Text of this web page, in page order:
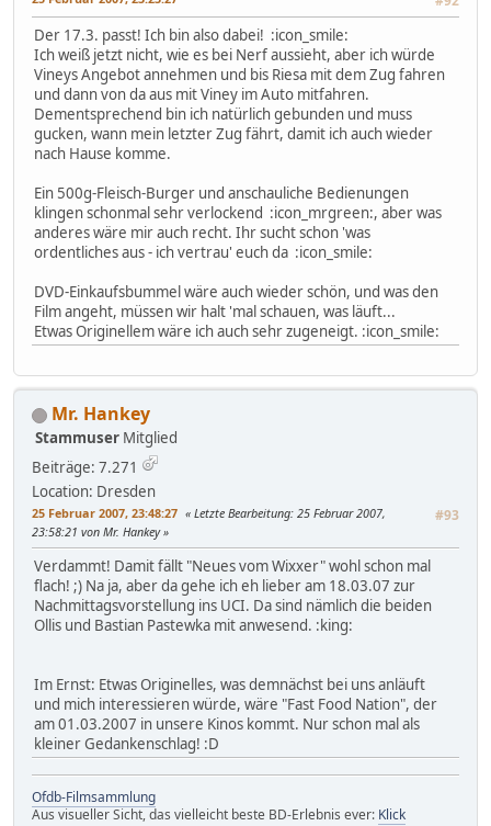
Der 17.3. passt! Ich bin also dabei! :icon_smile:
Ich weiß jetzt nicht, wie es bei Nerf aussieht, aber ich würde
Vineys Angebot annehmen und bis Riesa mit dem Zug fahren
und dann von da aus mit Viney im Auto mitfahren.
Dementsprechend bin ich natürlich gebunden und muss
gucken, wann mein letzter Zug fährt, damit ich auch wieder
nach Hause komme.
Ein 500g-Fleisch-Burger und anschauliche Bedienungen
klingen schonmal sehr verlockend :icon_mrgreen:, aber was
anderes wäre mir auch recht. Ihr sucht schon 'was
ordentliches aus - ich vertrau' euch da :icon_smile:
DVD-Einkaufsbummel wäre auch wieder schön, und was den
Film angeht, müssen wir halt 'mal schauen, was läuft...
Etwas Originellem wäre ich auch sehr zugeneigt. :icon_smile:
Mr. Hankey
Stammuser Mitglied
Beiträge: 7.271
Location: Dresden
25 Februar 2007, 23:48:27 #93
Letzte Bearbeitung: 25 Februar 2007,
23:58:21 von Mr. Hankey
Verdammt! Damit fällt "Neues vom Wixxer" wohl schon mal
flach! ;) Na ja, aber da gehe ich eh lieber am 18.03.07 zur
Nachmittagsvorstellung ins UCI. Da sind nämlich die beiden
Ollis und Bastian Pastewka mit anwesend. :king:
Im Ernst: Etwas Originelles, was demnächst bei uns anläuft
und mich interessieren würde, wäre "Fast Food Nation", der
am 01.03.2007 in unsere Kinos kommt. Nur schon mal als
kleiner Gedankenschlag! :D
Ofdb-Filmsammlung
Aus visueller Sicht, das vielleicht beste BD-Erlebnis ever: Klick